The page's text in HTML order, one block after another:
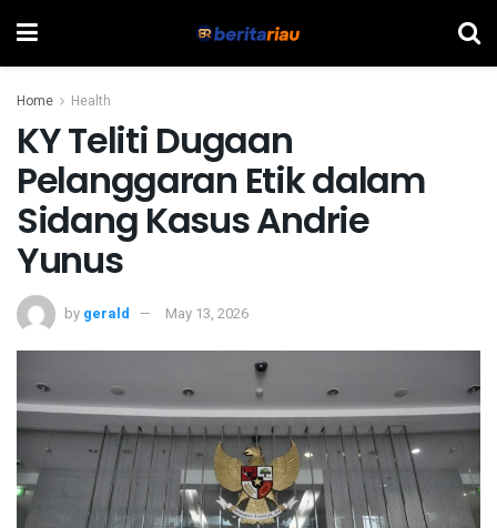
Home Health
KY Teliti Dugaan
Pelanggaran Etik dalam
Sidang Kasus Andrie
Yunus
by gerald May 13, 2026